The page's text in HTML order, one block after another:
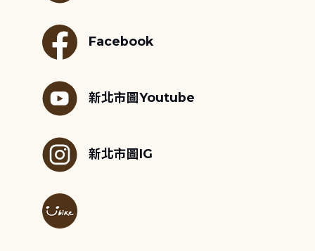
Facebook
新北市圖Youtube
新北市圖IG